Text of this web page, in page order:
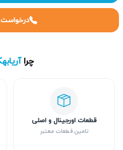
چرا
قطعات اورجینال و اصلی
تامین قطعات معتبر